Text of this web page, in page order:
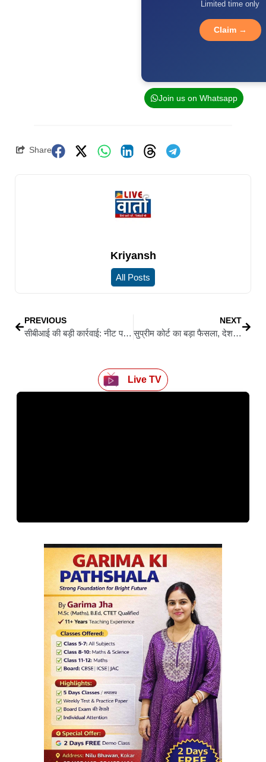
Limited time only
Claim →
Join us on Whatsapp
Share
Kriyansh
All Posts
PREVIOUS
सीबीआई की बड़ी कार्रवाई: नीट परीक्षा पेपर लीक मामले में दो और गिरफ्तार, अब तक 13 आरोपी दबोचे गए
NEXT
सुप्रीम कोर्ट का बड़ा फैसला, देशभर में जारी रहेगा SIR अभियान, आधार को दस्तावेज के रूप में स्वीकार करने का निर्देश
Live TV